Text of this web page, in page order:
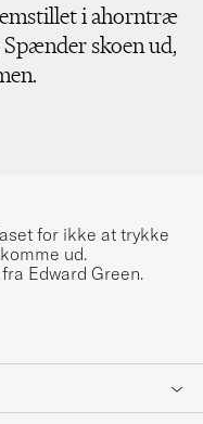
i ahorntræ
skoen ud,
for ikke at trykke
ud.
Edward Green.